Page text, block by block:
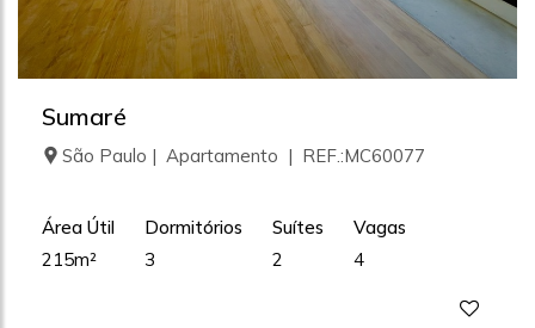
Sumaré
São Paulo | Apartamento | REF.:MC60077
Área Útil
215m²
Dormitórios
3
Suítes
2
Vagas
4